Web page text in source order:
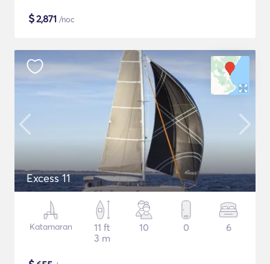
$2,871 /noc
Excess 11
Katamaran
11 ft
3 m
10 0 6